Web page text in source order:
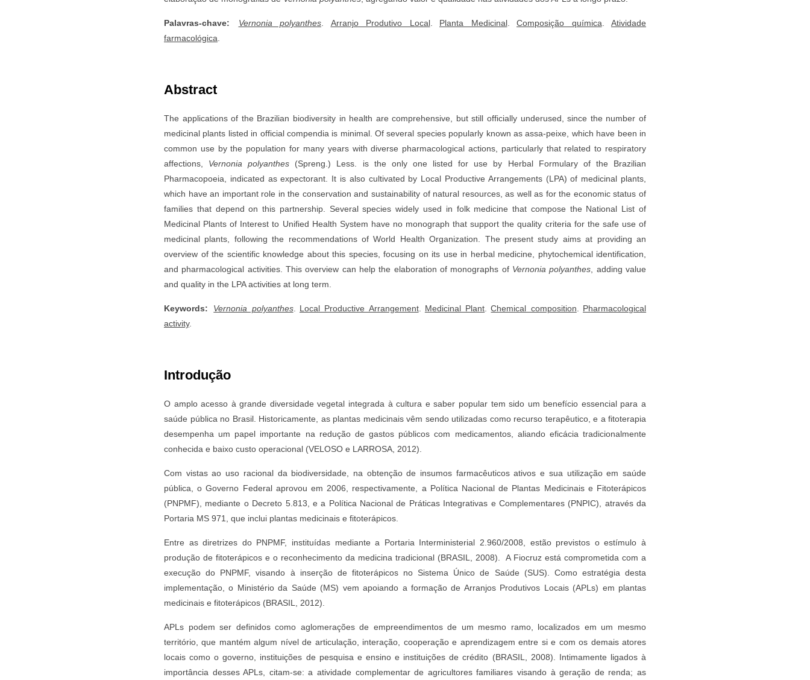
Palavras-chave: Vernonia polyanthes. Arranjo Produtivo Local. Planta Medicinal. Composição química.
Atividade
farmacológica.
Abstract
The applications of the Brazilian biodiversity in health are comprehensive, but still officially underused, since the number of
medicinal plants listed in official compendia is minimal. Of several species popularly known as assa-peixe, which have been in
common use by the population for many years with diverse pharmacological actions, particularly that related to respiratory
affections, Vernonia polyanthes (Spreng.) Less. is the only one listed for use by Herbal Formulary of the Brazilian
Pharmacopoeia, indicated as expectorant. It is also cultivated by Local Productive Arrangements (LPA) of medicinal plants,
which have an important role in the conservation and sustainability of natural resources, as well as for the economic status of
families that depend on this partnership. Several species widely used in folk medicine that compose the National List of
Medicinal Plants of Interest to Unified Health System have no monograph that support the quality criteria for the safe use of
medicinal plants, following the recommendations of World Health Organization. The present study aims at providing an
overview of the scientific knowledge about this species, focusing on its use in herbal medicine, phytochemical identification,
and pharmacological activities. This overview can help the elaboration of monographs of Vernonia polyanthes , adding value
and quality in the LPA activities at long term.
Keywords: Vernonia polyanthes. Local Productive Arrangement. Medicinal Plant Chemical composition
Pharmacological
activity.
Introdução
O amplo acesso à grande diversidade vegetal integrada à cultura e saber popular tem sido um benefício essencial para a
saúde pública no Brasil. Historicamente, as plantas medicinais vêm sendo utilizadas como recurso terapêutico, e a fitoterapia
desempenha um papel importante na redução de gastos públicos com medicamentos, aliando eficácia tradicionalmente
conhecida e baixo custo operacional (VELOSO e LARROSA, 2012).
Com vistas ao uso racional da biodiversidade, na obtenção de insumos farmacêuticos ativos e sua utilização em saúde
pública, o Governo Federal aprovou em 2006, respectivamente, a Política Nacional de Plantas Medicinais e Fitoterápicos
(PNPMF), mediante o Decreto 5.813, e a Política Nacional de Práticas Integrativas e Complementares (PNPIC), através da
Portaria MS 971, que inclui plantas medicinais e fitoterápicos.
Entre as diretrizes do PNPMF, instituídas mediante a Portaria Interministerial 2.960/2008, estão previstos o estímulo à
produção de fitoterápicos e o reconhecimento da medicina tradicional (BRASIL, 2008). A Fiocruz está comprometida com a
execução do PNPMF, visando à inserção de fitoterápicos no Sistema Único de Saúde (SUS). Como estratégia desta
implementação, o Ministério da Saúde (MS) vem apoiando a formação de Arranjos Produtivos Locais (APLs) em plantas
medicinais e fitoterápicos (BRASIL, 2012).
APLs podem ser definidos como aglomerações de empreendimentos de um mesmo ramo, localizados em um mesmo
território, que mantém algum nível de articulação, interação, cooperação e aprendizagem entre si e com os demais atores
locais como o governo, instituições de pesquisa e ensino e instituições de crédito (BRASIL, 2008). Intimamente ligados à
importância desses APLs, citam-se: a atividade complementar de agricultores familiares visando à geração de renda; as